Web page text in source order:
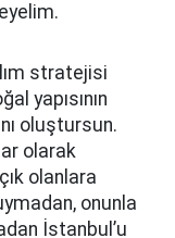
stratejisi
yapısının
oluştursun.
olarak
olanlara
onunla
İstanbul’u